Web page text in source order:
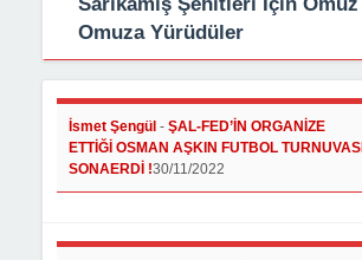
Omuza Yürüdüler
İsmet Şengül - ŞAL-FED’İN ORGANİZE
ETTİĞİ OSMAN AŞKIN FUTBOL TURNUVASI
SONAERDİ !30/11/2022